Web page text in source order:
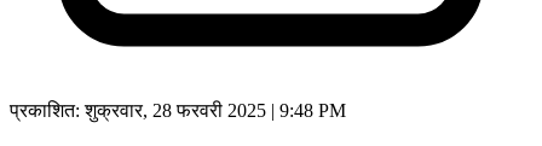
प्रकाशित:शुक्रवार, 28 फरवरी 2025 | 9:48 PM